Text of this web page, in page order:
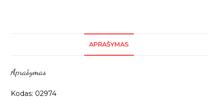
APRAŠYMAS
Aprašymas
Kodas: 02974